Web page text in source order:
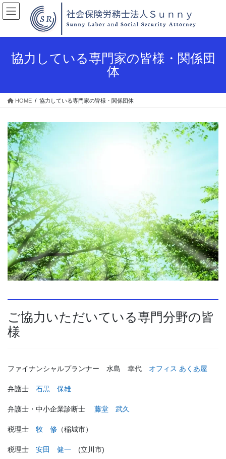
コ
ン
ン
ナ
ビ
ー
協力している専門家の皆様・関係団
体
HOME 協力している専門家の皆様・関係団体
ご協力いただいている専門分野の皆
様
ファイナンシャルプランナー 水島 幸代 オフィス あくあ屋
弁護士 石黒 保雄
弁護士・中小企業診断士 藤堂 武久
税理士 牧 修 （稲城市）
税理士 安田 健一 (立川市)